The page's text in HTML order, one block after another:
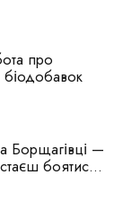
про
Борщагівці —
боятися